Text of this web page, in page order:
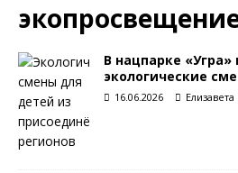
В нацпарке «Угра»
экологические
16.06.2026